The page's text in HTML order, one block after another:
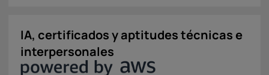
IA, certificados y aptitudes técnicas e
interpersonales